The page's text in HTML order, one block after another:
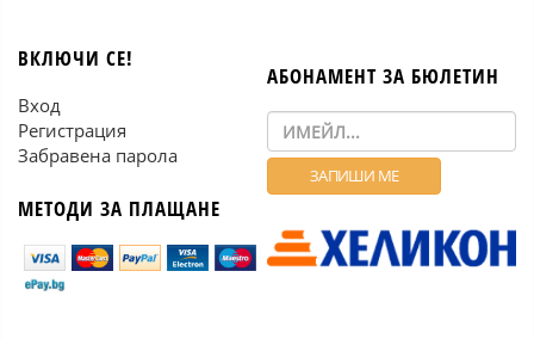
ВКЛЮЧИ СЕ!
Вход
Регистрация
Забравена парола
МЕТОДИ ЗА ПЛАЩАНЕ
АБОНАМЕНТ ЗА БЮЛЕТИН